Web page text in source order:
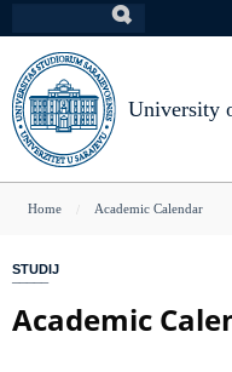
to
main
content
University
You
here
Home Academic Calendar
STUDIJ
Academic